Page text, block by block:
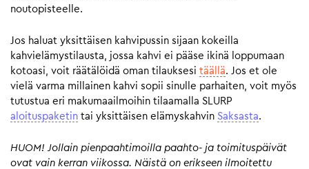
noutopisteelle.
Jos haluat yksittäisen kahvipussin sijaan kokeilla
kahvielämystilausta, jossa kahvi ei pääse ikinä loppumaan
kotoasi, voit räätälöidä oman tilauksesi täällä. Jos et ole
vielä varma millainen kahvi sopii sinulle parhaiten, voit myös
tutustua eri makumaailmoihin tilaamalla SLURP
aloituspaketin tai yksittäisen elämyskahvin Saksasta.
HUOM! Jollain pienpaahtimoilla paahto- ja toimituspäivät
ovat vain kerran viikossa. Näistä on erikseen ilmoitettu